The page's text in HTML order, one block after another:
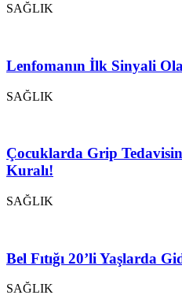
SAĞLIK
Lenfomanın İlk Sinyali
SAĞLIK
Çocuklarda Grip
Kuralı!
SAĞLIK
Bel Fıtığı 20’li Yaşlarda
SAĞLIK